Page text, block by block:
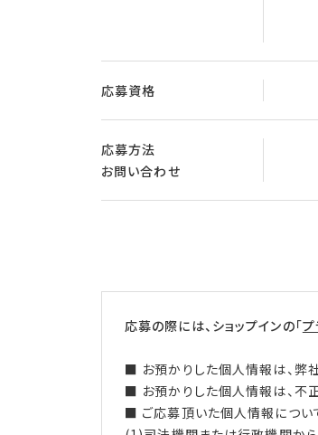
応募資格
応募方法
お問い合わせ
応募の際には、ショップインの「プ
■ お預かりした個人情報は、弊
■ お預かりした個人情報は、不正
■ ご応募頂いた個人情報につい